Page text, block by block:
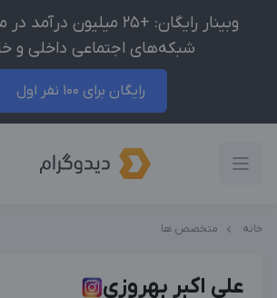
وبینار رایگان: +25 میلیون
شبکه‌های اجتماعی داخلی و
رایگان برای 100 نفر اول
خانه متخصص ها
علی اکبر بهروزی